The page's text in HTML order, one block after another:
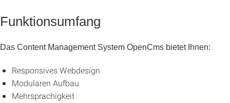
Funktionsumfang
Das Content Management System OpenCms bietet Ihnen:
Responsives Webdesign
Modularen Aufbau
Mehrsprachigkeit